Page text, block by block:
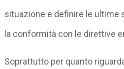
situazione e definire le ultime
la conformità con le direttive
Soprattutto per quanto